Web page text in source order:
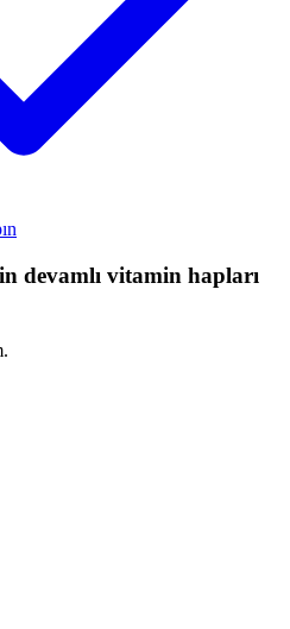
devamlı vitamin hapları